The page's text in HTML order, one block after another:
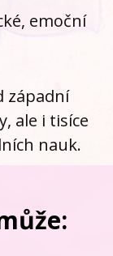
emoční
západní
ale i tisíce
nauk.